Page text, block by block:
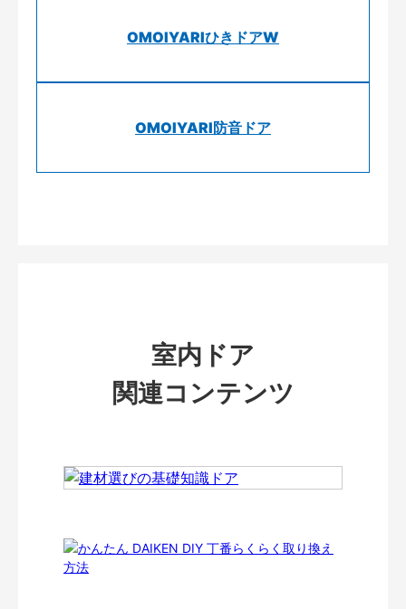
OMOIYARIひきドアW
OMOIYARI防音ドア
室内ドア
関連コンテンツ